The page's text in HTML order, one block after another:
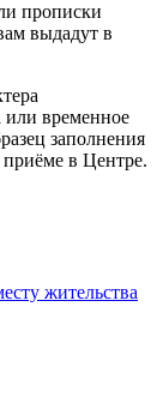
прописки
выдадут в
или временное
заполнения
в Центре.
жительства